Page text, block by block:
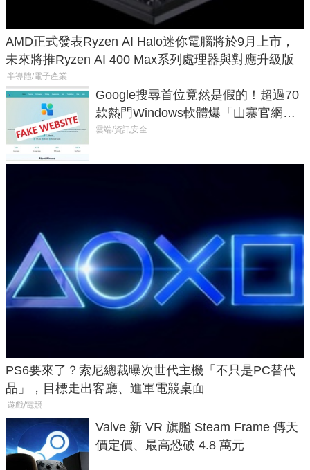
AMD正式發表Ryzen AI Halo迷你電腦將於9月上市，
未來將推Ryzen AI 400 Max系列處理器與對應升級版
半導體/電子產業
Google搜尋首位竟然是假的！超過70
款熱門Windows軟體爆「山寨官網」
危機
雲端/資訊安全
PS6要來了？索尼總裁曝次世代主機「不只是PC替代
品」，目標走出客廳、進軍電競桌面
遊戲/電競
Valve 新 VR 旗艦 Steam Frame 傳天
價定價、最高恐破 4.8 萬元